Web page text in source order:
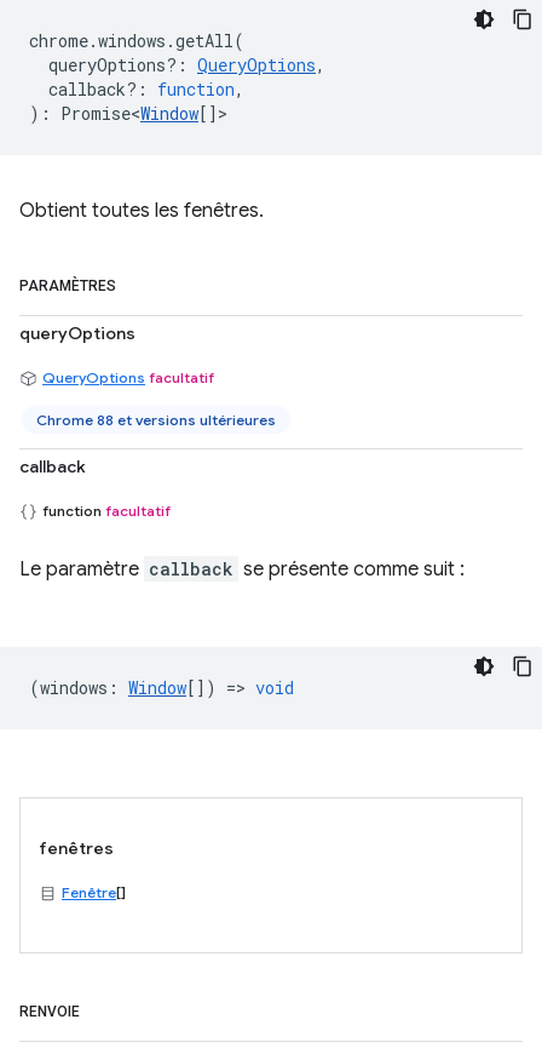
chrome.windows .getAll(
queryOptions? : QueryOptions,
callback? : function,
) : Promise<Window[] >
Obtient toutes les fenêtres.
PARAMÈTRES
queryOptions
QueryOptions facultatif
Chrome 88 et versions ultérieures
callback
function facultatif
Le paramètre callback se présente comme suit :
(windows : Window[]) => void
fenêtres
Fenêtre[]
RENVOIE